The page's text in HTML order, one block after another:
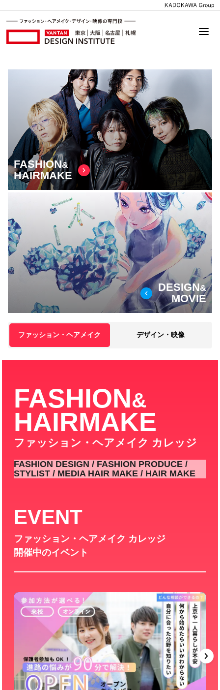
FASHION&
HAIRMAKE
DESIGN&
MOVIE
ファッション・ヘアメイク デザイン・映像
FASHION&
HAIRMAKE
ファッション・ヘアメイク カレッジ
FASHION DESIGN / FASHION PRODUCE /
STYLIST / MEDIA HAIR MAKE / HAIR MAKE
EVENT
ファッション・ヘアメイク カレッジ
開催中のイベント